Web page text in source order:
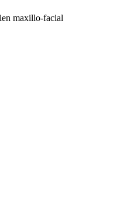
maxillo-facial